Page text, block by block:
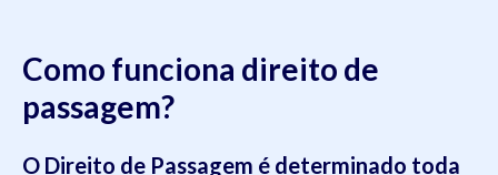
Como funciona direito de
passagem?
O Direito de Passagem é determinado toda